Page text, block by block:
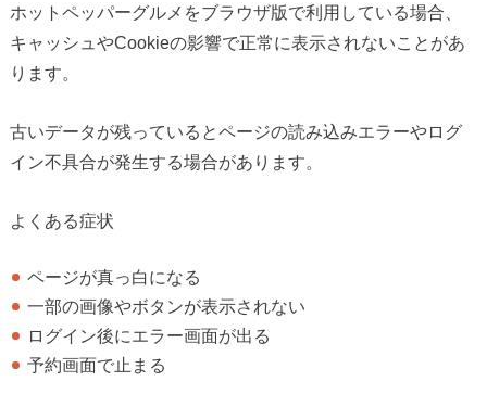
ホットペッパーグルメをブラウザ版で利用している場合、
キャッシュやCookieの影響で正常に表示されないことがあ
ります。
古いデータが残っているとページの読み込みエラーやログ
イン不具合が発生する場合があります。
よくある症状
ページが真っ白になる
一部の画像やボタンが表示されない
ログイン後にエラー画面が出る
予約画面で止まる